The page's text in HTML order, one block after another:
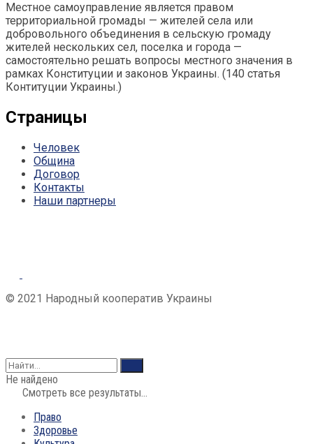
Местное самоуправление является правом
территориальной громады — жителей села или
добровольного объединения в сельскую громаду
жителей нескольких сел, поселка и города —
самостоятельно решать вопросы местного значения в
рамках Конституции и законов Украины. (140 статья
Контитуции Украины.)
Страницы
Человек
Община
Договор
Контакты
Наши партнеры
© 2021 Народный кооператив Украины
Не найдено
Смотреть все результаты...
Право
Здоровье